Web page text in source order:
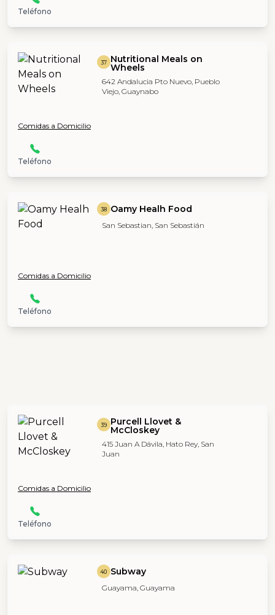
Teléfono
37 Nutritional Meals on
Wheels
642 Andalucia Pto Nuevo, Pueblo
Viejo, Guaynabo
Comidas a Domicilio
Teléfono
38 Oamy Healh Food
San Sebastian, San Sebastián
Comidas a Domicilio
Teléfono
39 Purcell Llovet &
McCloskey
415 Juan A Dávila, Hato Rey, San
Juan
Comidas a Domicilio
Teléfono
40 Subway
Guayama, Guayama